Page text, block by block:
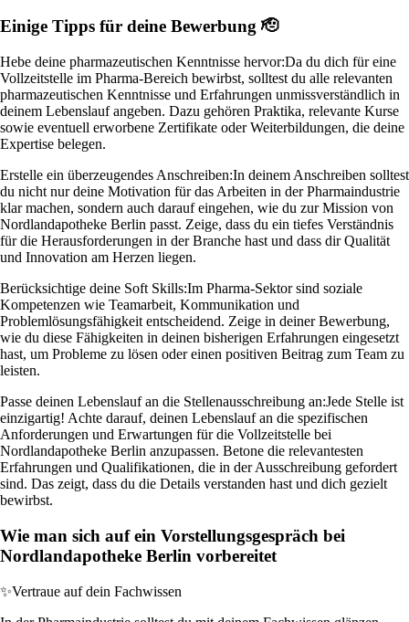
Einige Tipps für deine Bewerbung 🫡
Hebe deine pharmazeutischen Kenntnisse hervor:Da du dich für eine
Vollzeitstelle im Pharma-Bereich bewirbst, solltest du alle relevanten
pharmazeutischen Kenntnisse und Erfahrungen unmissverständlich in
deinem Lebenslauf angeben. Dazu gehören Praktika, relevante Kurse
sowie eventuell erworbene Zertifikate oder Weiterbildungen, die deine
Expertise belegen.
Erstelle ein überzeugendes Anschreiben:In deinem Anschreiben solltest
du nicht nur deine Motivation für das Arbeiten in der Pharmaindustrie
klar machen, sondern auch darauf eingehen, wie du zur Mission von
Nordlandapotheke Berlin passt. Zeige, dass du ein tiefes Verständnis
für die Herausforderungen in der Branche hast und dass dir Qualität
und Innovation am Herzen liegen.
Berücksichtige deine Soft Skills:Im Pharma-Sektor sind soziale
Kompetenzen wie Teamarbeit, Kommunikation und
Problemlösungsfähigkeit entscheidend. Zeige in deiner Bewerbung,
wie du diese Fähigkeiten in deinen bisherigen Erfahrungen eingesetzt
hast, um Probleme zu lösen oder einen positiven Beitrag zum Team zu
leisten.
Passe deinen Lebenslauf an die Stellenausschreibung an:Jede Stelle ist
einzigartig! Achte darauf, deinen Lebenslauf an die spezifischen
Anforderungen und Erwartungen für die Vollzeitstelle bei
Nordlandapotheke Berlin anzupassen. Betone die relevantesten
Erfahrungen und Qualifikationen, die in der Ausschreibung gefordert
sind. Das zeigt, dass du die Details verstanden hast und dich gezielt
bewirbst.
Wie man sich auf ein Vorstellungsgespräch bei
Nordlandapotheke Berlin vorbereitet
✨Vertraue auf dein Fachwissen